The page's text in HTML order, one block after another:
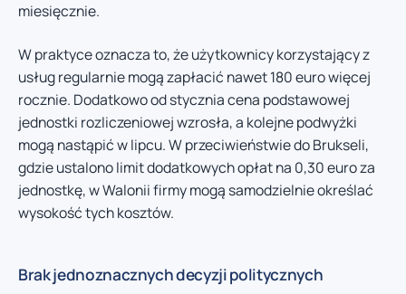
miesięcznie.
W praktyce oznacza to, że użytkownicy korzystający z
usług regularnie mogą zapłacić nawet 180 euro więcej
rocznie. Dodatkowo od stycznia cena podstawowej
jednostki rozliczeniowej wzrosła, a kolejne podwyżki
mogą nastąpić w lipcu. W przeciwieństwie do Brukseli,
gdzie ustalono limit dodatkowych opłat na 0,30 euro za
jednostkę, w Walonii firmy mogą samodzielnie określać
wysokość tych kosztów.
Brak jednoznacznych decyzji politycznych